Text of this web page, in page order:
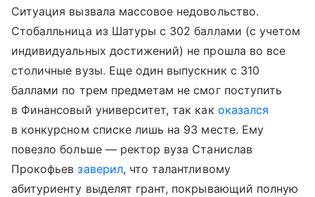
Ситуация вызвала массовое недовольство.
Стобалльница из Шатуры с 302 баллами (с учетом
индивидуальных достижений) не прошла во все
столичные вузы. Еще один выпускник с 310
баллами по трем предметам не смог поступить
в Финансовый университет, так как оказался
в конкурсном списке лишь на 93 месте. Ему
повезло больше — ректор вуза Станислав
Прокофьевзаверил, что талантливому
абитуриенту выделят грант, покрывающий полную